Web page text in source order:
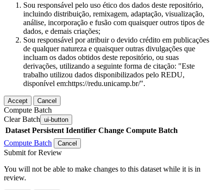
Sou responsável pelo uso ético dos dados deste repositório,
incluindo distribuição, remixagem, adaptação, visualização,
análise, incorporação e fusão com quaisquer outros tipos de
dados, e demais criações;
Sou responsável por atribuir o devido crédito em publicações
de qualquer natureza e quaisquer outras divulgações que
incluam os dados obtidos deste repositório, ou suas
derivações, utilizando a seguinte forma de citação: "Este
trabalho utilizou dados disponibilizados pelo REDU,
disponível em:https://redu.unicamp.br/".
Accept Cancel
Compute Batch
Clear Batch ui-button
Dataset Persistent Identifier Change Compute Batch
Compute Batch
Cancel
Submit for Review
You will not be able to make changes to this dataset while it is in
review.